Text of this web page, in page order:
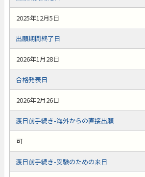
2025年12月5日
出願期間終了日
2026年1月28日
合格発表日
2026年2月26日
渡日前手続き-海外からの直接出願
可
渡日前手続き-受験のための来日